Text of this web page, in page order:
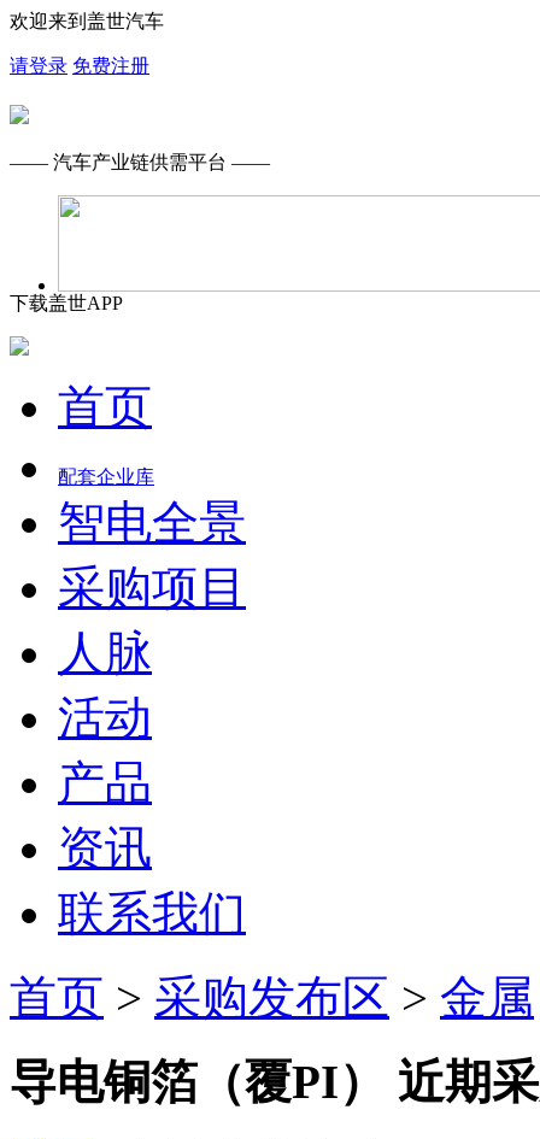
欢迎来到盖世汽车
请登录 免费注册
—— 汽车产业链供需平台 ——
下载盖世APP
首页
配套企业库
智电全景
采购项目
人脉
活动
产品
资讯
联系我们
首页 > 采购发布区 > 金属
导电铜箔（覆PI）
近期